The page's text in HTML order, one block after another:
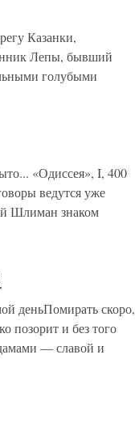
Казанки,
Лепы, бывший
голубыми
«Одиссея», I, 400
ведутся уже
Шлиман знаком
скоро,
позорит и без того
— славой и